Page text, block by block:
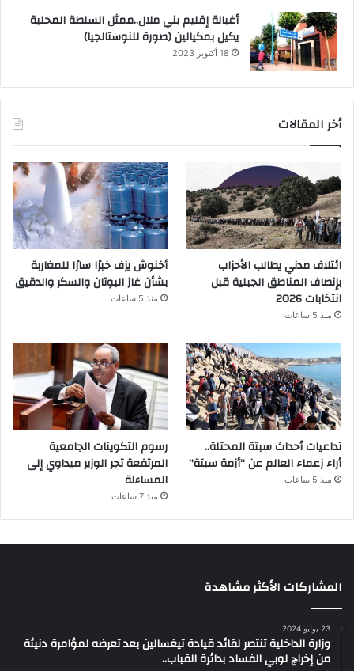
أغبالة إقليم بني ملال..ممثل السلطة المحلية
يكيل بمكيالين (صورة للنوستالجيا)
18 أكتوبر 2023
أخر المقالات
ائتلاف مدني يطالب الأحزاب
بإنصاف المناطق الجبلية قبل
انتخابات 2026
منذ 5 ساعات
أخنوش يزف خبرًا سارًا للمغاربة
بشأن غاز البوتان والسكر والدقيق
منذ 5 ساعات
تداعيات أحداث سبتة المحتلة..
أراء زعماء العالم عن “أزمة سبتة”
منذ 5 ساعات
رسوم التكوينات الجامعية
المرتفعة تجر الوزير ميداوي إلى
المساءلة
منذ 7 ساعات
المشاركات الأكثر مشاهدة
23 يوليو 2024
وزارة الداخلية تنتصر لقائد قيادة تيغسالين بعد تعرضه لمؤامرة دنيئة
من إخراج لوبي الفساد بدائرة القباب..